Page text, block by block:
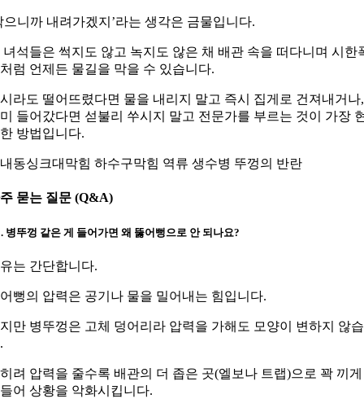
으니까 내려가겠지’라는 생각은 금물입니다.
녀석들은 썩지도 않고 녹지도 않은 채 배관 속을 떠다니며 시한
럼 언제든 물길을 막을 수 있습니다.
라도 떨어뜨렸다면 물을 내리지 말고 즉시 집게로 건져내거나,
들어갔다면 섣불리 쑤시지 말고 전문가를 부르는 것이 가장
방법입니다.
동싱크대막힘 하수구막힘 역류 생수병 뚜껑의 반란
묻는 질문 (Q&A)
병뚜껑 같은 게 들어가면 왜 뚫어뻥으로 안 되나요?
는 간단합니다.
뻥의 압력은 공기나 물을 밀어내는 힘입니다.
만 병뚜껑은 고체 덩어리라 압력을 가해도 모양이 변하지 않
려 압력을 줄수록 배관의 더 좁은 곳(엘보나 트랩)으로 꽉 끼게
어 상황을 악화시킵니다.